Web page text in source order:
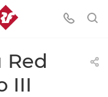
Red
III